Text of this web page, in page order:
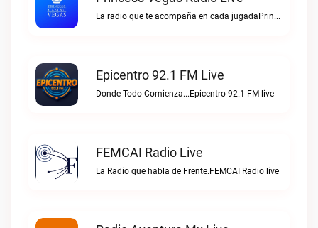
La radio que te acompaña en cada jugadaPrincess Vegas Radio live
Epicentro 92.1 FM Live
Donde Todo Comienza...Epicentro 92.1 FM live
FEMCAI Radio Live
La Radio que habla de Frente.FEMCAI Radio live